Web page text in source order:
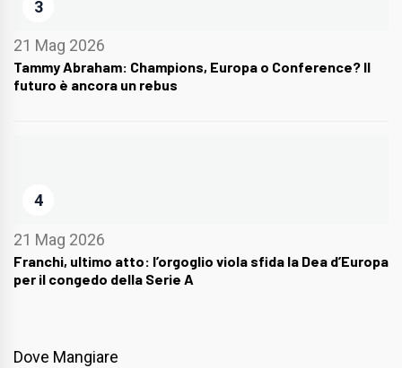
3
21 Mag 2026
Tammy Abraham: Champions, Europa o Conference? Il
futuro è ancora un rebus
4
21 Mag 2026
Franchi, ultimo atto: l’orgoglio viola sfida la Dea d’Europa
per il congedo della Serie A
Dove Mangiare